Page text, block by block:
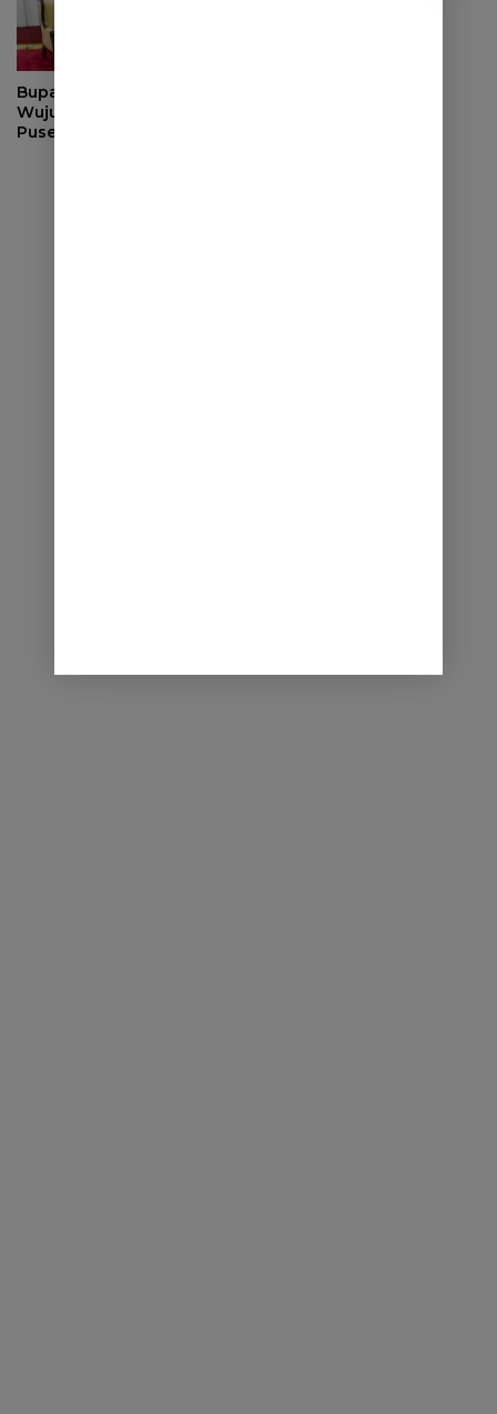
Bupati Berkomitmen
Wujudkan Sumedang
Puseur Budaya Sunda